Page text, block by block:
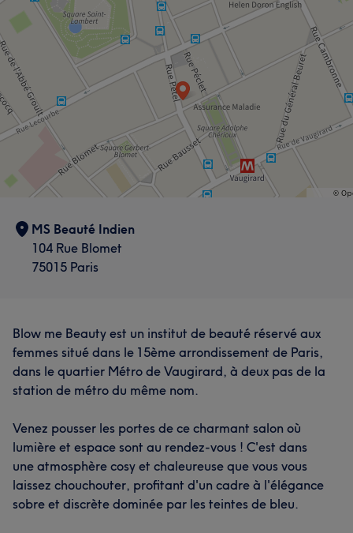
Méticuleux/euse 8
MS Beauté Indien
104 Rue Blomet
75015 Paris
Blow me Beauty est un institut de beauté réservé aux
femmes situé dans le 15ème arrondissement de Paris,
dans le quartier Métro de Vaugirard, à deux pas de la
station de métro du même nom.
Venez pousser les portes de ce charmant salon où
lumière et espace sont au rendez-vous ! C'est dans
une atmosphère cosy et chaleureuse que vous vous
laissez chouchouter, profitant d'un cadre à l'élégance
sobre et discrète dominée par les teintes de bleu.